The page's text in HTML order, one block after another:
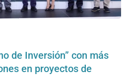
de Inversión” con más
en proyectos de